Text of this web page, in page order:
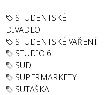
STUDENTSKÉ
DIVADLO
STUDENTSKÉ VAŘENÍ
STUDIO 6
SUD
SUPERMARKETY
SUTAŠKA